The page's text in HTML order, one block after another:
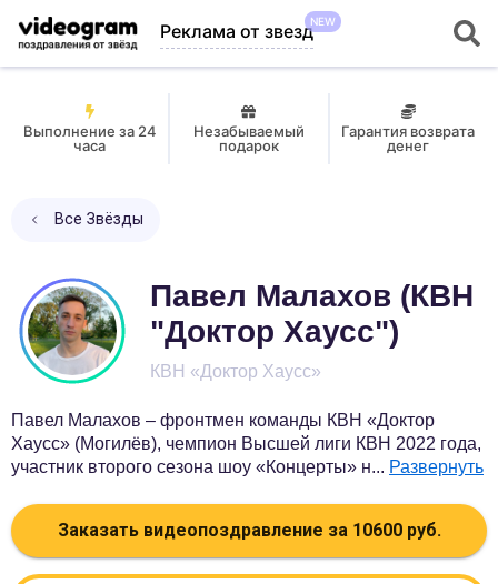
Реклама от звездNEW
Выполнение за 24
часа
Незабываемый
подарок
Гарантия возврата
денег
Все Звёзды
Павел Малахов (КВН
"Доктор Хаусс")
КВН «Доктор Хаусс»
Павел Малахов – фронтмен команды КВН «Доктор
Хаусс» (Могилёв), чемпион Высшей лиги КВН 2022 года,
участник второго сезона шоу «Концерты» н... Развернуть
Заказать видеопоздравление за 10600руб.